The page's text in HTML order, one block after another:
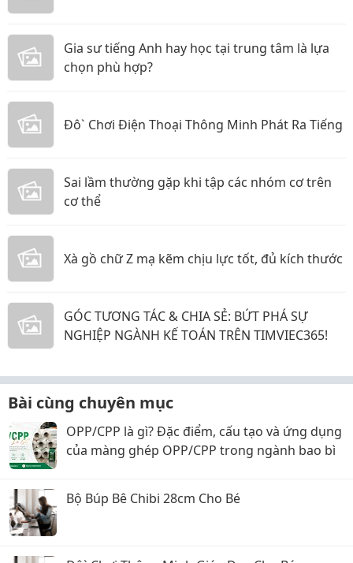
Gia sư tiếng Anh hay học tại trung tâm là lựa
chọn phù hợp?
Đô` Chơi Điện Thoại Thông Minh Phát Ra Tiếng
Sai lầm thường gặp khi tập các nhóm cơ trên
cơ thể
Xà gồ chữ Z mạ kẽm chịu lực tốt, đủ kích thước
GÓC TƯƠNG TÁC & CHIA SẺ: BỨT PHÁ SỰ
NGHIỆP NGÀNH KẾ TOÁN TRÊN TIMVIEC365!
Bài cùng chuyên mục
OPP/CPP là gì? Đặc điểm, cấu tạo và ứng dụng
của màng ghép OPP/CPP trong ngành bao bì
Bộ Búp Bê Chibi 28cm Cho Bé